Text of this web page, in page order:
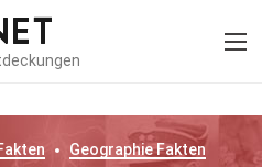
GeographieFakten